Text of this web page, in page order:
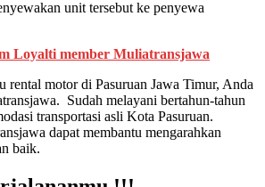
unit tersebut ke penyewa
Loyalti member Muliatransjawa
rental motor di Pasuruan Jawa Timur, Anda
Sudah melayani bertahun-tahun
transportasi asli Kota Pasuruan.
dapat membantu mengarahkan
baik.